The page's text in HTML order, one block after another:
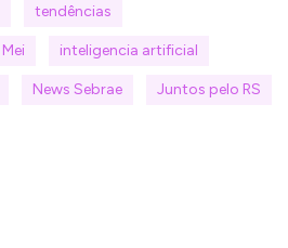
tendências
Mei inteligencia artificial
News Sebrae Juntos pelo RS